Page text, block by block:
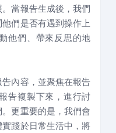
當報告生成後，我們
們是否有遇到操作上
他們、帶來反思的地
內容，並聚焦在報告
告複製下來，進行討
更重要的是，我們會
踐於日常生活中，將